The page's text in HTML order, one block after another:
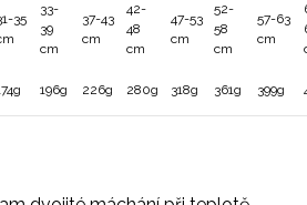
35
33-
39
cm
37-43
cm
42-
48
cm
47-53
cm
52-
58
cm
57-63
cm
196g 226g 280g 318g 361g 399g